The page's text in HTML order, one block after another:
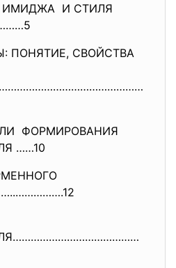
ИМИДЖА И СТИЛЯ
ПОНЯТИЕ, СВОЙСТВА
ФОРМИРОВАНИЯ
……10